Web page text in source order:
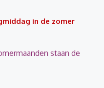
in de zomer
staan de